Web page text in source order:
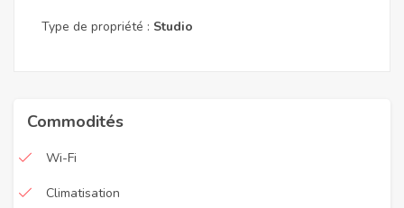
Type de propriété : Studio
Commodités
Wi-Fi
Climatisation